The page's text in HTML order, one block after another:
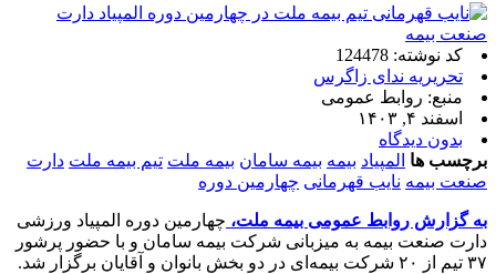
کد نوشته: 124478
تحریریه ندای زاگرس
منبع: روابط عمومی
اسفند ۴, ۱۴۰۳
بدون دیدگاه
برچسب ها المپیاد بیمه بیمه سامان بیمه ملت تیم بیمه ملت دارت
صنعت بیمه نایب قهرمانی چهارمین دوره
به گزارش روابط عمومی بیمه ملت، چهارمین دوره المپیاد ورزشی
دارت صنعت بیمه به میزبانی شرکت بیمه سامان و با حضور پرشور
۳۷ تیم از ۲۰ شرکت بیمه‌ای در دو بخش بانوان و آقایان برگزار شد.